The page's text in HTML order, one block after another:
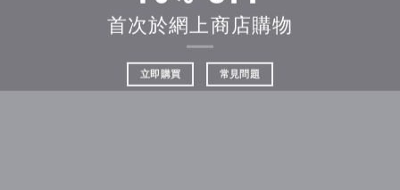
首次於網上商店購物
立即購買 常見問題